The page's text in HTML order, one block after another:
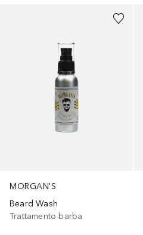
MORGAN'S
Beard Wash
Trattamento barba